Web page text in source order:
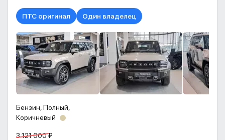
ПТС оригинал Один владелец
Бензин, Полный,
Коричневый
3 121 000 ₽